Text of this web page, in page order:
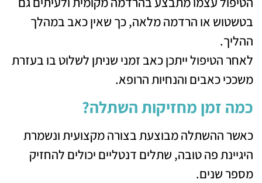
בטשטוש או הרדמה מלאה, כך שאין כאב במהלך
ההליך.
לאחר הטיפול ייתכן כאב זמני שניתן לשלוט בו בעזרת
משככי כאבים והנחיות הרופא.
כמה זמן מחזיקות השתלה?
כאשר ההשתלה מבוצעת בצורה מקצועית ונשמרת
היגיינת פה טובה, שתלים דנטליים יכולים להחזיק
מספר שנים.